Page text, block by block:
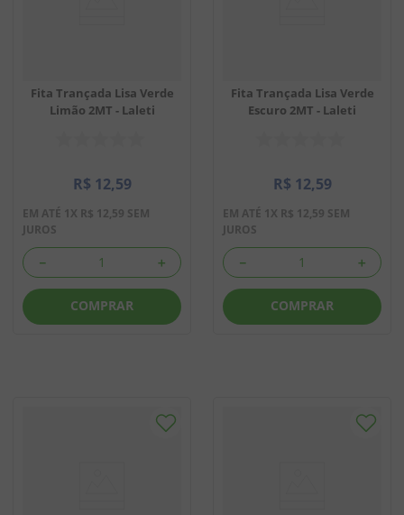
Fita Trançada Lisa Verde
Limão 2MT - Laleti
R$ 12,59
EM ATÉ 1X R$ 12,59 SEM
JUROS
＋
－
COMPRAR
Fita Trançada Lisa Verde
Escuro 2MT - Laleti
R$ 12,59
EM ATÉ 1X R$ 12,59 SEM
JUROS
＋
－
COMPRAR